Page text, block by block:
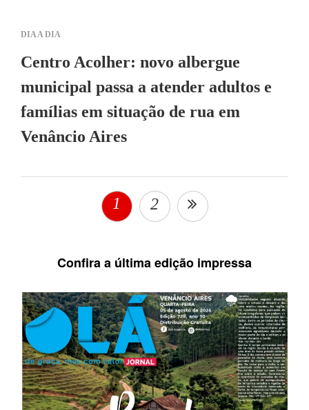
DIA A DIA
Centro Acolher: novo albergue
municipal passa a atender adultos e
famílias em situação de rua em
Venâncio Aires
1 2
Confira a última edição impressa